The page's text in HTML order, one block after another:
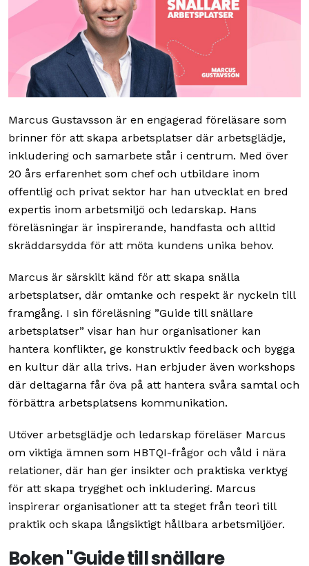
Marcus Gustavsson är en engagerad föreläsare som
brinner för att skapa arbetsplatser där arbetsglädje,
inkludering och samarbete står i centrum. Med över
20 års erfarenhet som chef och utbildare inom
offentlig och privat sektor har han utvecklat en bred
expertis inom arbetsmiljö och ledarskap. Hans
föreläsningar är inspirerande, handfasta och alltid
skräddarsydda för att möta kundens unika behov.
Marcus är särskilt känd för att skapa snälla
arbetsplatser, där omtanke och respekt är nyckeln till
framgång. I sin föreläsning ”Guide till snällare
arbetsplatser” visar han hur organisationer kan
hantera konflikter, ge konstruktiv feedback och bygga
en kultur där alla trivs. Han erbjuder även workshops
där deltagarna får öva på att hantera svåra samtal och
förbättra arbetsplatsens kommunikation.
Utöver arbetsglädje och ledarskap föreläser Marcus
om viktiga ämnen som HBTQI-frågor och våld i nära
relationer, där han ger insikter och praktiska verktyg
för att skapa trygghet och inkludering. Marcus
inspirerar organisationer att ta steget från teori till
praktik och skapa långsiktigt hållbara arbetsmiljöer.
Boken "Guide till snällare